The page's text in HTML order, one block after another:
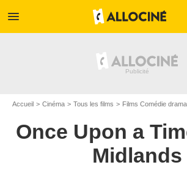
menu
Accueil Cinéma Tous les films Films Comédie
Once Upon a
Midlands